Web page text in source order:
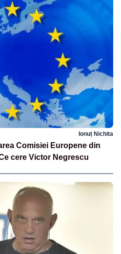
Ionuț Nichita
Comisiei Europene din
cere Victor Negrescu